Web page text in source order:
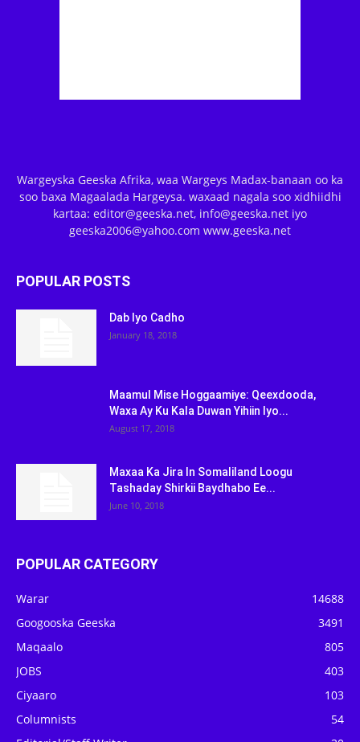
Wargeyska Geeska Afrika, waa Wargeys Madax-banaan oo ka
soo baxa Magaalada Hargeysa. waxaad nagala soo xidhiidhi
kartaa: editor@geeska.net, info@geeska.net iyo
geeska2006@yahoo.com www.geeska.net
POPULAR POSTS
Dab Iyo Cadho
January 18, 2018
Maamul Mise Hoggaamiye: Qeexdooda,
Waxa Ay Ku Kala Duwan Yihiin Iyo...
August 17, 2018
Maxaa Ka Jira In Somaliland Loogu
Tashaday Shirkii Baydhabo Ee...
June 10, 2018
POPULAR CATEGORY
Warar
14688
Googooska Geeska
3491
Maqaalo
805
JOBS
403
Ciyaaro
103
Columnists
54